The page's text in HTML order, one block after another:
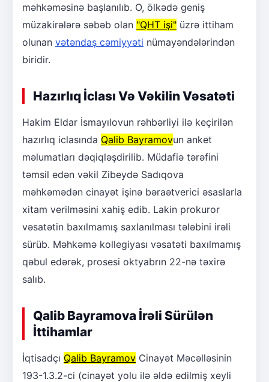
məhkəməsinə başlanılıb. O, ölkədə geniş
müzakirələrə səbəb olan "QHT işi" üzrə ittiham
olunan vətəndaş cəmiyyəti nümayəndələrindən
biridir.
Hazırlıq İclası Və Vəkilin Vəsatəti
Hakim Eldar İsmayılovun rəhbərliyi ilə keçirilən
hazırlıq iclasında Qalib Bayramovun anket
məlumatları dəqiqləşdirilib. Müdafiə tərəfini
təmsil edən vəkil Zibeydə Sadıqova
məhkəmədən cinayət işinə bəraətverici əsaslarla
xitam verilməsini xahiş edib. Lakin prokuror
vəsatətin baxılmamış saxlanılması tələbini irəli
sürüb. Məhkəmə kollegiyası vəsatəti baxılmamış
qəbul edərək, prosesi oktyabrın 22-nə təxirə
salıb.
Qalib Bayramova İrəli Sürülən
İttihamlar
İqtisadçı Qalib Bayramov Cinayət Məcəlləsinin
193-1.3.2-ci (cinayət yolu ilə əldə edilmiş xeyli